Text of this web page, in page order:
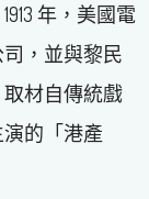
年，美國電
，並與黎民
材自傳統戲
的「港產